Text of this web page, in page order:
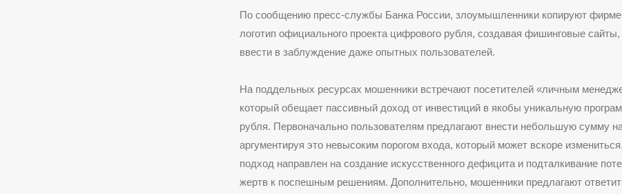
По сообщению пресс-службы Банка России, злоумышленники копируют
логотип официального проекта цифрового рубля, создавая фишинговые
ввести в заблуждение даже опытных пользователей.
На поддельных ресурсах мошенники встречают посетителей «личным
который обещает пассивный доход от инвестиций в якобы уникальную
рубля. Первоначально пользователям предлагают внести небольшую сумму
аргументируя это невысоким порогом входа, который может вскоре
подход направлен на создание искусственного дефицита и подталкивание
жертв к поспешным решениям. Дополнительно, мошенники предлагают